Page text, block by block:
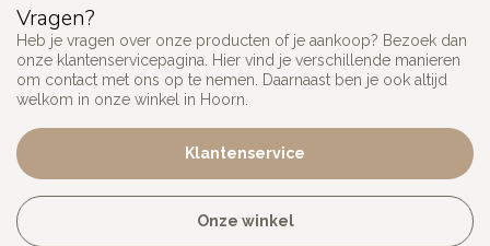
Vragen?
Heb je vragen over onze producten of je aankoop? Bezoek dan
onze klantenservicepagina. Hier vind je verschillende manieren
om contact met ons op te nemen. Daarnaast ben je ook altijd
welkom in onze winkel in Hoorn.
Klantenservice
Onze winkel